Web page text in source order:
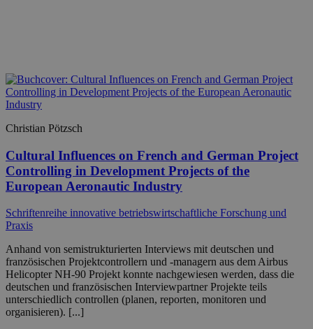
Christian Pötzsch
Cultural Influences on French and German Project
Controlling in Development Projects of the
European Aeronautic Industry
Schriftenreihe innovative betriebswirtschaftliche Forschung und
Praxis
Anhand von semistrukturierten Interviews mit deutschen und
französischen Projektcontrollern und -managern aus dem Airbus
Helicopter NH-90 Projekt konnte nachgewiesen werden, dass die
deutschen und französischen Interviewpartner Projekte teils
unterschiedlich controllen (planen, reporten, monitoren und
organisieren). [...]